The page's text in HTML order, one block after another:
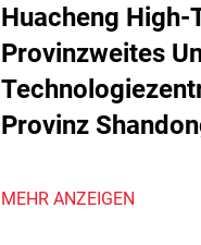
Huacheng High-
Provinzweites
Provinz
MEHR ANZEIGEN